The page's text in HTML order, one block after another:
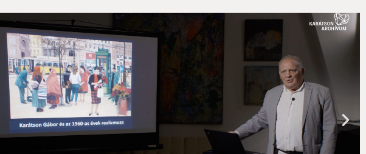
KARÁTSON GÁBOR LAKÁSGYŰJTEMÉNY,
KARÁTSON GÁBOR FAUST ILLUSZTRÁCIÓI
VÁRNEGYED GALÉRIA - KARÁTSON GÁBOR
KARÁTSON GÁBOR KIÁLLÍTÁSA: ZÁSZKALICZKY